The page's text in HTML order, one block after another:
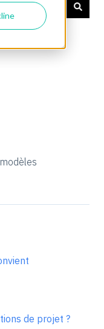
champ de recherche
de projet ?